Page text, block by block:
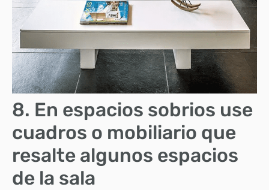
8. En espacios sobrios use
cuadros o mobiliario que
resalte algunos espacios
de la sala